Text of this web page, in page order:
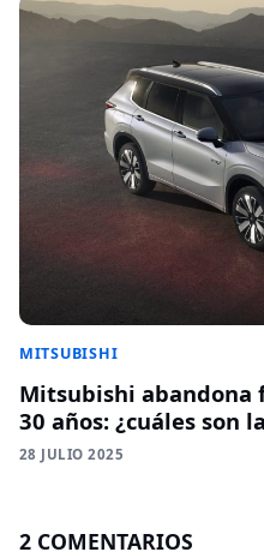
MITSUBISHI
Mitsubishi abandona
30 años: ¿cuáles son
28 JULIO 2025
2 COMENTARIOS